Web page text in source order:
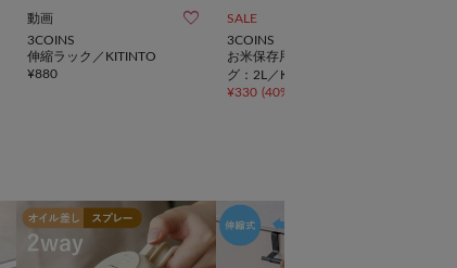
動画 
3COINS
伸縮ラック／KITINTO
¥880
SALE
3COINS
お米保存用シリコーンバッ
グ：2L／KITINTO
¥330 (40%OFF